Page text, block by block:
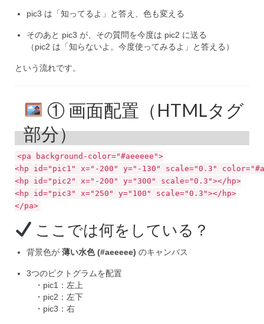
pic3 は「知ってるよ」と答え、色も変える
そのあと pic3 が、その質問を今度は pic2 に送る
（pic2 は「知らないよ。今度使ってみるよ」と答える）
という流れです。
① 画面配置（HTMLタグ
部分）
<pa background-color="#aeeeee">
<hp id="pic1" x="-200" y="-130" scale="0.3" color=
<hp id="pic2" x="-200" y="300" scale="0.3"></ hp>
<hp id="pic3" x="250" y="100" scale="0.3"></ hp>
</pa>
ここでは何をしている？
背景色が 薄い水色 (#aeeeee) のキャンバス
3つのピクトグラムを配置
・pic1：左上
・pic2：左下
・pic3：右